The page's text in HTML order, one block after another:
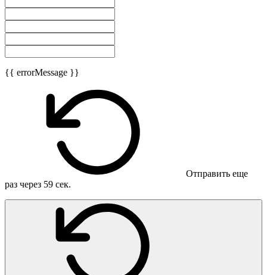
{{ errorMessage }}
Отправить еще
раз через 59 сек.